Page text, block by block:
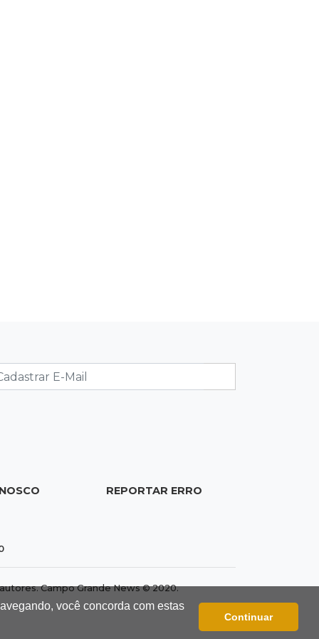
você concorda com estas
Continuar
Dólar comercial cai 0,46% e encerra
policial
o nome do pai a cada 2h
18:36Decisão
REPORTAR ERRO
Campo Grande News © 2020.